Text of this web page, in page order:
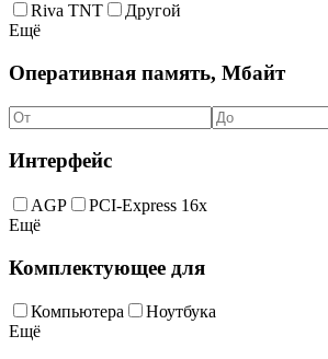
Riva TNT
Другой
Ещё
Оперативная память, Мбайт
Интерфейс
AGP
PCI-Express 16x
Ещё
Комплектующее для
Компьютера
Ноутбука
Ещё